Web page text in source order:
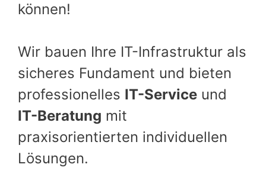
können!
Wir bauen Ihre IT-Infrastruktur als
sicheres Fundament und bieten
professionelles IT-Service und
IT-Beratung mit
praxisorientierten individuellen
Lösungen.